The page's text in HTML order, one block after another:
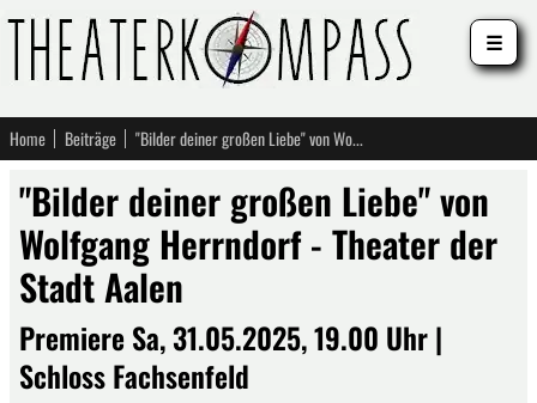
Home Beiträge "Bilder deiner großen Liebe" von Wolfgang Herrndorf - Theater der Stadt Aalen
"Bilder deiner großen Liebe" von
Wolfgang Herrndorf - Theater der
Stadt Aalen
Premiere Sa, 31.05.2025, 19.00 Uhr |
Schloss Fachsenfeld
☰